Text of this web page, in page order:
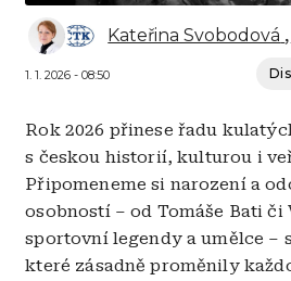
Kateřina Svobodová
1. 1. 2026 - 08:50
Rok 2026 přinese řadu
s českou historií, kulturou i
Připomeneme si narození a
osobností – od Tomáše Bati či
sportovní legendy a umělce –
které zásadně proměnily